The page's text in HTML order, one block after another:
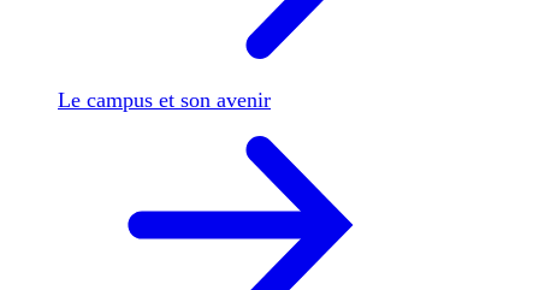
Le campus et son avenir